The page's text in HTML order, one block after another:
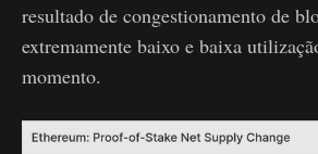
resultado de congestionamento de
extremamente baixo e baixa
momento.